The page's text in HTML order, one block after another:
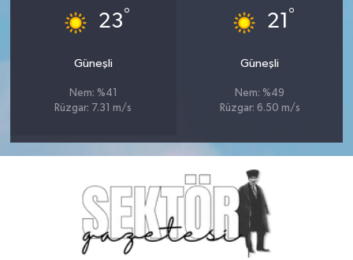
23°
Güneşli
Nem: %41
Rüzgar: 7.31 m/s
21 °
Güneşli
Nem: %49
Rüzgar: 6.50 m/s